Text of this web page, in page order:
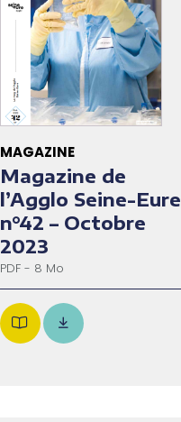
MAGAZINE
Magazine de
l’Agglo Seine-Eure
n°42 – Octobre
2023
PDF - 8 Mo